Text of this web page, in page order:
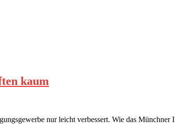
kaum
nur leicht verbessert. Wie das Münchner